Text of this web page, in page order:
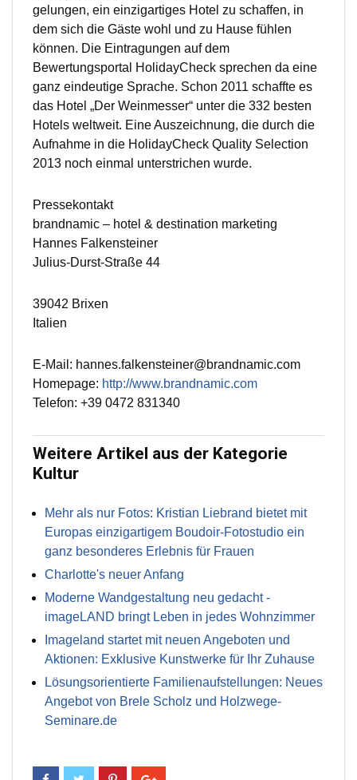
gelungen, ein einzigartiges Hotel zu schaffen, in
dem sich die Gäste wohl und zu Hause fühlen
können. Die Eintragungen auf dem
Bewertungsportal HolidayCheck sprechen da eine
ganz eindeutige Sprache. Schon 2011 schaffte es
das Hotel „Der Weinmesser“ unter die 332 besten
Hotels weltweit. Eine Auszeichnung, die durch die
Aufnahme in die HolidayCheck Quality Selection
2013 noch einmal unterstrichen wurde.
Pressekontakt
brandnamic – hotel & destination marketing
Hannes Falkensteiner
Julius-Durst-Straße 44
39042 Brixen
Italien
E-Mail: hannes.falkensteiner@brandnamic.com
Homepage: http://www.brandnamic.com
Telefon: +39 0472 831340
Weitere Artikel aus der Kategorie
Kultur
Mehr als nur Fotos: Kristian Liebrand bietet mit
Europas einzigartigem Boudoir-Fotostudio ein
ganz besonderes Erlebnis für Frauen
Charlotte's neuer Anfang
Moderne Wandgestaltung neu gedacht -
imageLAND bringt Leben in jedes Wohnzimmer
Imageland startet mit neuen Angeboten und
Aktionen: Exklusive Kunstwerke für Ihr Zuhause
Lösungsorientierte Familienaufstellungen: Neues
Angebot von Brele Scholz und Holzwege-
Seminare.de